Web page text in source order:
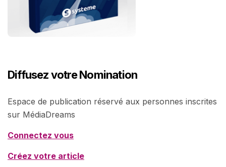
Diffusez votre Nomination
Espace de publication réservé aux personnes inscrites
sur MédiaDreams
Connectez vous
Créez votre article